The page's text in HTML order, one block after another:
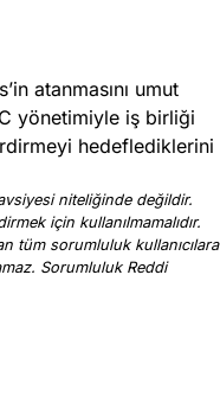
atanmasını umut
yönetimiyle iş birliği
hedeflediklerini
niteliğinde değildir.
için kullanılmamalıdır.
tüm sorumluluk kullanıcılara
Sorumluluk Reddi